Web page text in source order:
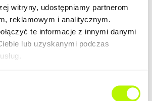
witryny, udostępniamy partnerom
reklamowym i analitycznym.
te informacje z innymi danymi
lub uzyskanymi podczas